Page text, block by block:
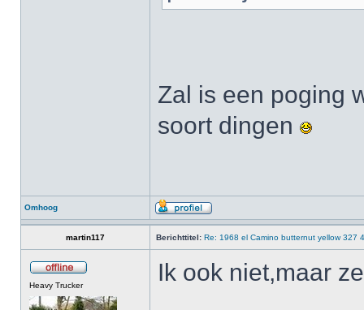
Zal is een poging
soort dingen
Omhoog
martin117 Berichttitel: Re: 1968 el Camino butternut yellow 327
Heavy Trucker Ik ook niet,maar